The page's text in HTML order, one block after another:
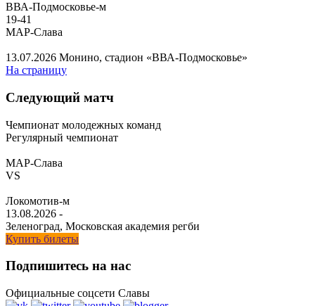
ВВА-Подмосковье-м
19-41
МАР-Слава
13.07.2026 Монино, стадион «ВВА-Подмосковье»
На страницу
Следующий матч
Чемпионат молодежных команд
Регулярный чемпионат
МАР-Слава
VS
Локомотив-м
13.08.2026 -
Зеленоград, Московская академия регби
Купить билеты
Подпишитесь на нас
Официальные соцсети Славы